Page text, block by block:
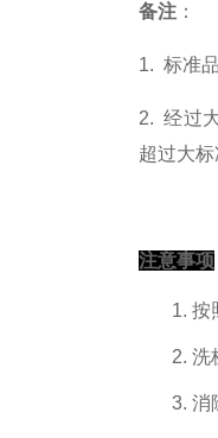
备注 ：
1. 标准
2.经过
超过大
注意事项
1. 按
2. 洗
3. 消